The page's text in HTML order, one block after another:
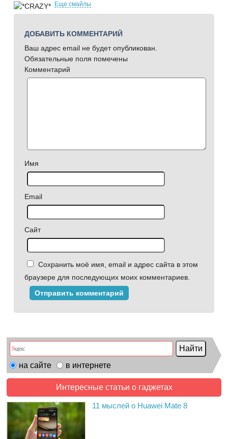
Еще смайлы
ДОБАВИТЬ КОММЕНТАРИЙ
Ваш адрес email не будет опубликован.
Обязательные поля помечены
Комментарий
Имя
Email
Сайт
Сохранить моё имя, email и адрес сайта в этом
браузере для последующих моих комментариев.
на сайте в интернете
Интересные статьи о гаджетах
11 мыслей о Huawei Mate 8